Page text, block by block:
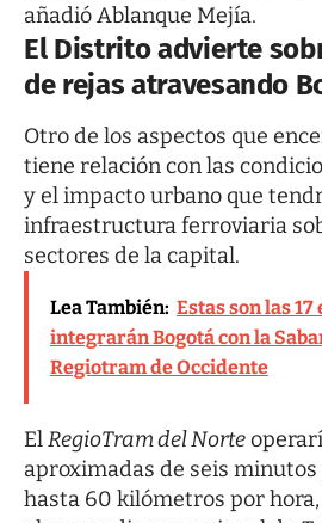
añadió Ablanque Mejía.
El Distrito advierte
de rejas atravesando
Otro de los aspectos que
tiene relación con las
y el impacto urbano que
infraestructura ferroviaria
sectores de la capital.
Lea También: Estas son las
integrarán Bogotá con la
Regiotram de Occidente
ElRegioTram del Norte
aproximadas de seis minutos
hasta 60 kilómetros por